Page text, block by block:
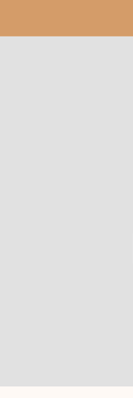
Inhalt